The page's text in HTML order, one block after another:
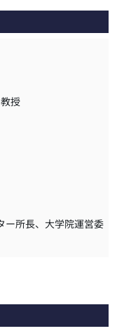
授
ー所長、大学院運営委